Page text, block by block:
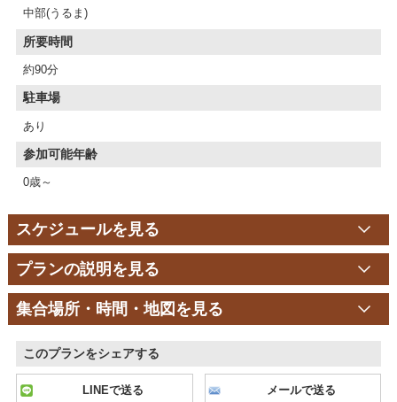
中部(うるま)
所要時間
約90分
駐車場
あり
参加可能年齢
0歳～
スケジュールを見る
プランの説明を見る
集合場所・時間・地図を見る
このプランをシェアする
LINEで送る メールで送る